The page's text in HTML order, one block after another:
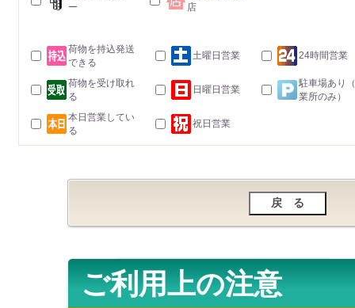
ー
店
荷物を持込発送
できる
土曜日営業 24時間営業
荷物を受け取れ
る
日曜日営業
駐車場あり
業所のみ）
本日営業してい
る
祝日営業
ご利用上の注意